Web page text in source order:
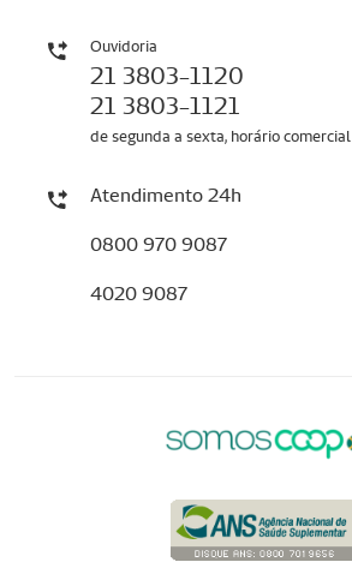
Ouvidoria
21 3803-1120
21 3803-1121
de segunda a sexta, horário comercial
Atendimento 24h
0800 970 9087
4020 9087